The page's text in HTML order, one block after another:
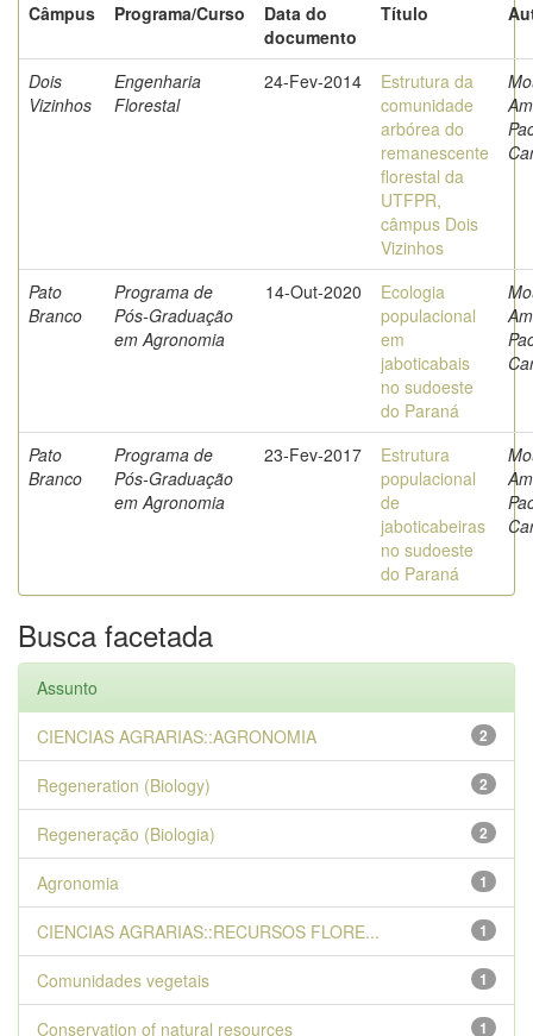
Câmpus
Programa/Curso
Data do
documento
Título
Dois
Vizinhos
Engenharia
Florestal
24-Fev-2014
Estrutura da
comunidade
arbórea do
remanescente
florestal da
UTFPR,
câmpus Dois
Vizinhos
Pato
Branco
Programa de
Pós-Graduação
em Agronomia
14-Out-2020
Ecologia
populacional
em
jaboticabais
no sudoeste
do Paraná
Pato
Branco
Programa de
Pós-Graduação
em Agronomia
23-Fev-2017
Estrutura
populacional
de
jaboticabeiras
no sudoeste
do Paraná
Busca facetada
Assunto
2
CIENCIAS AGRARIAS::AGRONOMIA
2
Regeneration (Biology)
2
Regeneração (Biologia)
1
Agronomia
1
CIENCIAS AGRARIAS::RECURSOS FLORE...
1
Comunidades vegetais
1
Conservation of natural resources